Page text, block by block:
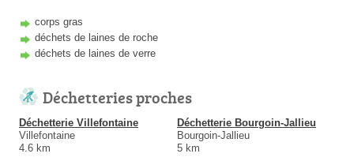
corps gras
déchets de laines de roche
déchets de laines de verre
Déchetteries proches
Déchetterie Villefontaine
Villefontaine
4.6 km
Déchetterie Bourgoin-Jallieu
Bourgoin-Jallieu
5 km